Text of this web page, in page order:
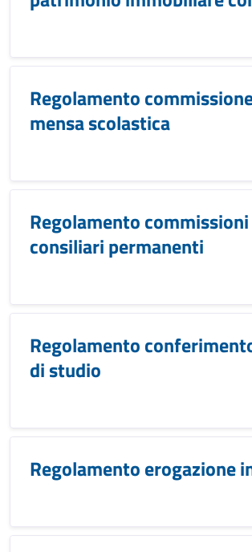
Regolamento
mensa scolastica
Regolamento commissioni
consiliari permanenti
Regolamento
di studio
Regolamento erogazione